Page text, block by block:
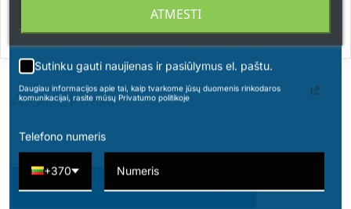
ATSILIEPIMAI
PARAŠYKITE SAVO ATSILIEPIMĄ
ATMESTI
Sutinku gauti naujienas ir pasiūlymus el. paštu.
Daugiau informacijos apie tai, kaip tvarkome jūsų duomenis rinkodaros
komunikacijai, rasite mūsų Privatumo politikoje
Telefono numeris
+370